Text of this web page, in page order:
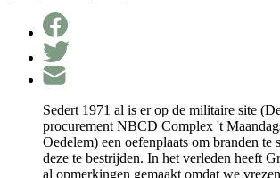
Sedert 1971 al is er op de militaire site
procurement NBCD Complex 't
Oedelem) een oefenplaats om branden te
deze te bestrijden. In het verleden heeft
al opmerkingen gemaakt omdat we